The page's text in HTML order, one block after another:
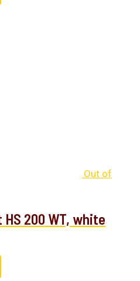
Out of
200 WT, white